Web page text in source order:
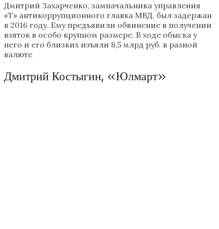
Дмитрий Захарченко, замначальника управления
«Т» антикоррупционного главка МВД, был задержан
в 2016 году. Ему предъявили обвинение в получении
взяток в особо крупном размере. В ходе обыска у
него и его близких изъяли 8,5 млрд руб. в разной
валюте
Дмитрий Костыгин, «Юлмарт»